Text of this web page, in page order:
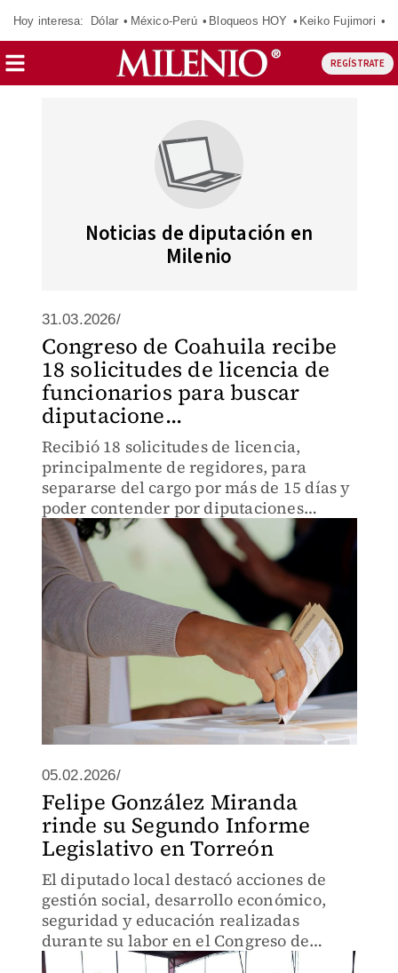
Hoy interesa: Dólar México-Perú Bloqueos HOY Keiko Fujimori
REGÍSTRATE
Noticias de diputación en
Milenio
31.03.2026/
Congreso de Coahuila recibe
18 solicitudes de licencia de
funcionarios para buscar
diputacione...
Recibió 18 solicitudes de licencia,
principalmente de regidores, para
separarse del cargo por más de 15 días y
poder contender por diputaciones
locales.
05.02.2026/
Felipe González Miranda
rinde su Segundo Informe
Legislativo en Torreón
El diputado local destacó acciones de
gestión social, desarrollo económico,
seguridad y educación realizadas
durante su labor en el Congreso de
Coahuila.